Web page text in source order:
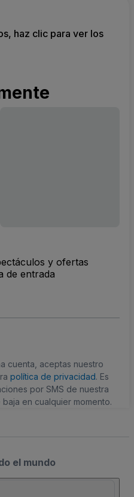
haz clic para ver los
y ofertas
de entrada
cuenta, aceptas nuestro
política de privacidad. Es
por SMS de nuestra
en cualquier momento.
el mundo